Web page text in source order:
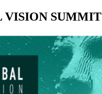
VISION SUMMIT